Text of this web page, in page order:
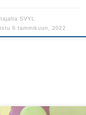
SVYL
6 tammikuun, 2022